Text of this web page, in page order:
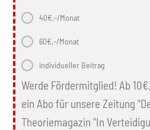
40€,-/Monat
60€,-/Monat
individueller Beitrag
Werde Fördermitglied! Ab
ein Abo für unsere Zeitung
Theoriemagazin "In